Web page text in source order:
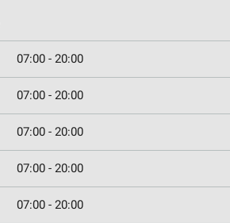
07:00 - 20:00
07:00 - 20:00
07:00 - 20:00
07:00 - 20:00
07:00 - 20:00